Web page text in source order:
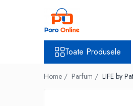
Toate Produsele
Toate Produsele
Home / Parfum / LIFE by